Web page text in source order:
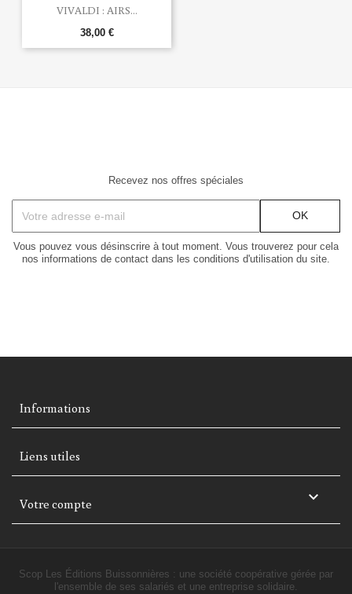
VIVALDI : AIRS...
38,00 €
Recevez nos offres spéciales
Vous pouvez vous désinscrire à tout moment. Vous trouverez pour cela
nos informations de contact dans les conditions d'utilisation du site.
Informations
Liens utiles
Votre compte 
Scop Les Éditions Buissonnières : une société coopérative gérée par
l'ensemble de ses salariés et une entreprise solidaire.